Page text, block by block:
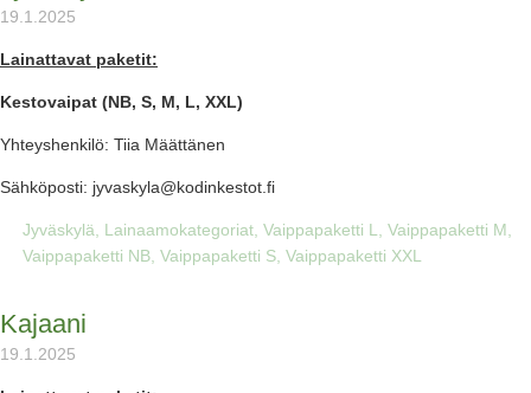
19.1.2025
Lainattavat paketit:
Kestovaipat (NB, S, M, L, XXL)
Yhteyshenkilö: Tiia Määttänen
Sähköposti: jyvaskyla@kodinkestot.fi
Jyväskylä Lainaamokategoriat Vaippapaketti L Vaippapaketti M
Vaippapaketti NB Vaippapaketti S Vaippapaketti XXL
Kajaani
19.1.2025